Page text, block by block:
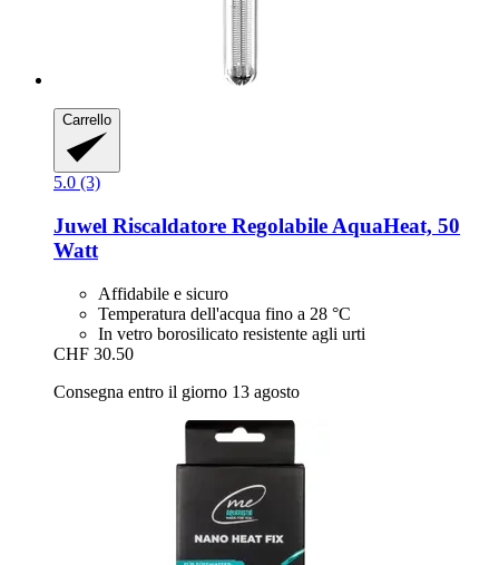
Carrello
5.0 (3)
Juwel Riscaldatore Regolabile AquaHeat, 50
Watt
Affidabile e sicuro
Temperatura dell'acqua fino a 28 °C
In vetro borosilicato resistente agli urti
CHF 30.50
Consegna entro il giorno 13 agosto